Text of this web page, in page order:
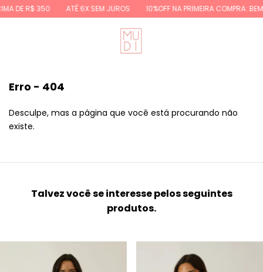
R$ 350 ATÉ 6X SEM JUROS 10%OFF NA PRIMEIRA COMPRA:
Erro - 404
Desculpe, mas a página que você está procurando não
existe.
Talvez você se interesse pelos seguintes
produtos.